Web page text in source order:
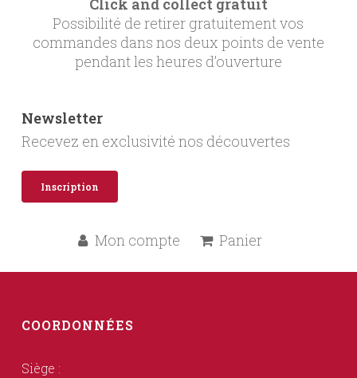
Click and collect gratuit
Possibilité de retirer gratuitement vos
commandes dans nos deux points de vente
pendant les heures d’ouverture
Newsletter
Recevez en exclusivité nos découvertes
Inscription
Mon compte Panier
COORDONNÉES
Siège :